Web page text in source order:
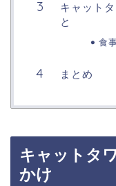
キャット
と
食
まとめ
キャットタ
かけ